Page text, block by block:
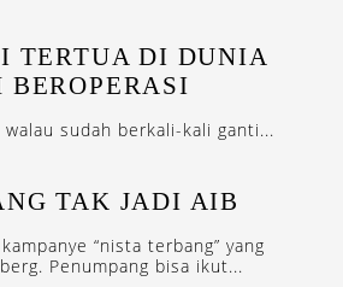
TERTUA DI DUNIA
walau sudah berkali-kali ganti...
TAK JADI AIB
“nista terbang” yang
Penumpang bisa ikut...